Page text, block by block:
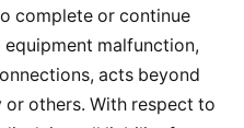
complete or continue
malfunction,
acts beyond
others. With respect to